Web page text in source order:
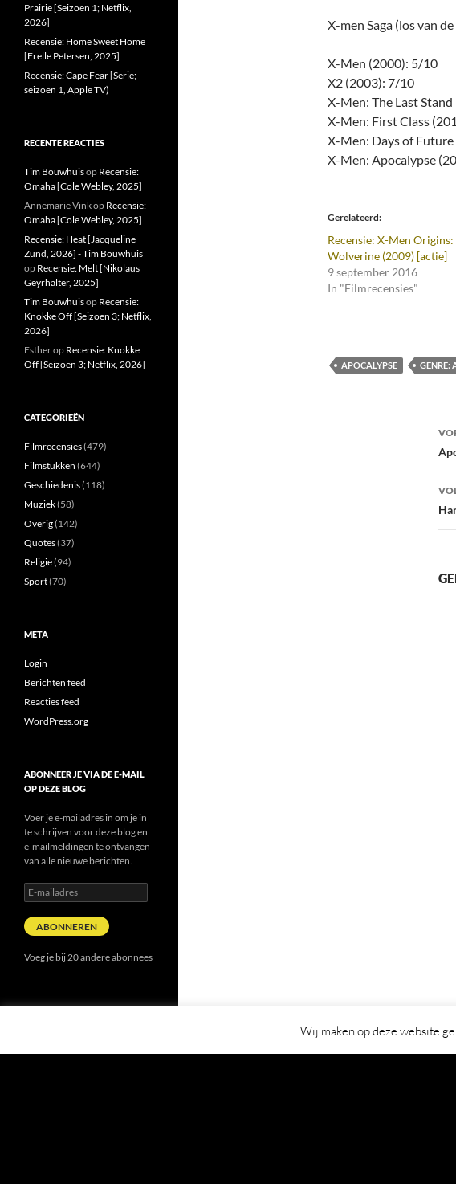
X-men Saga (los van
X-Men (2000): 5/10
X2 (2003): 7/10
X-Men: The Last
X-Men: First Class
X-Men: Days of
X-Men: Apocalypse
Gerelateerd
Recensie: X-Men Origins:
Wolverine (2009) [actie]
9 september 2016
In "Filmrecensies"
APOCALYPSE GENRE:
Prairie [Seizoen 1; Netflix,
2026]
Recensie: Home Sweet Home
[Frelle Petersen, 2025]
Recensie: Cape Fear [Serie;
seizoen 1, Apple TV)
RECENTE REACTIES
Tim Bouwhuisop Recensie:
Omaha [Cole Webley, 2025]
Annemarie Vinkop Recensie:
Omaha [Cole Webley, 2025]
Recensie: Heat [Jacqueline
Zünd, 2026] - Tim Bouwhuis
op Recensie: Melt [Nikolaus
Geyrhalter, 2025]
Tim Bouwhuisop Recensie:
Knokke Off [Seizoen 3; Netflix,
2026]
Estherop Recensie: Knokke
Off [Seizoen 3; Netflix, 2026]
CATEGORIEËN
Filmrecensies(479)
Filmstukken (644)
Geschiedenis(118)
Muziek(58)
Overig(142)
Quotes(37)
Religie(94)
Sport(70)
META
Login
Berichten feed
Reacties feed
WordPress.org
ABONNEER JE VIA DE E-MAIL
OP DEZE BLOG
Voer je e-mailadres in om je in
te schrijven voor deze blog en
e-mailmeldingen te ontvangen
van alle nieuwe berichten.
E-
mailadres
ABONNEREN
Voeg je bij 20 andere abonnees
Wij maken op deze website